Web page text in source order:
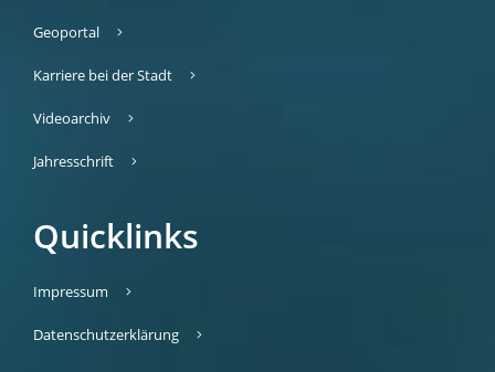
Geoportal
Karriere bei der Stadt
Videoarchiv
Jahresschrift
Quicklinks
Impressum
Datenschutzerklärung